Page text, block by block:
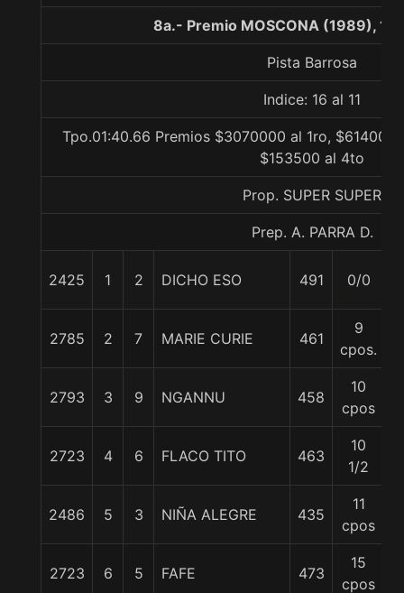
8a.- Premio MOSCONA (1989),
Pista Barrosa
Indice: 16 al 11
Tpo.01:40.66 Premios $3070000 al 1ro,
$153500 al 4to
Prop. SUPER SUPER
Prep. A. PARRA D.
2425 1 2 DICHO ESO 491 0/0
2785 2 7 MARIE CURIE 461
9
cpos.
2793 3 9 NGANNU 458
10
cpos
2723 4 6 FLACO TITO 463
10
1/2
2486 5 3 NIÑA ALEGRE 435
11
cpos
2723 6 5 FAFE 473
15
cpos